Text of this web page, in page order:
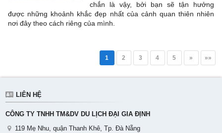
chắn là vậy, bởi bạn sẽ tận hưởng
được những khoảnh khắc đẹp nhất của cảnh quan thiên nhiên
nơi đây theo cách riêng của mình.
1 2 3 4 5 » »»
LIÊN HỆ
CÔNG TY TNHH TM&DV DU LỊCH ĐẠI GIA ĐỊNH
119 Mẹ Nhu, quận Thanh Khê, Tp. Đà Nẵng